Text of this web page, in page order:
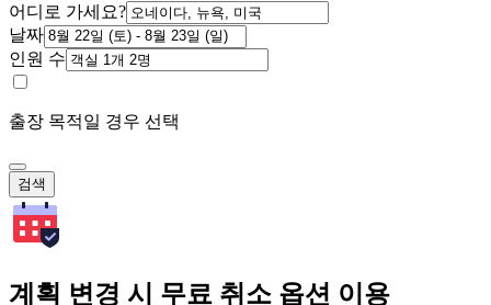
어디로 가세요?
날짜
인원 수
출장 목적일 경우 선택
검색
계획 변경 시 무료 취소 옵션 이용